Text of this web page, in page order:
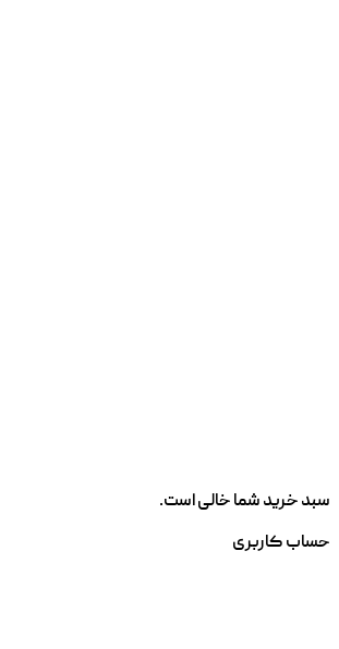
سبد خرید شما خالی است.
حساب کاربری